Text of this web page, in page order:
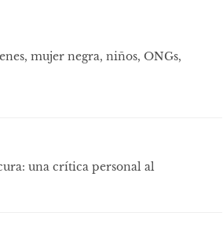
, mujer negra, niños, ONGs,
una crítica personal al